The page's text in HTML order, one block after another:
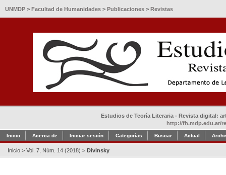
UNMDP > Facultad de Humanidades > Publicaciones > Revistas
Estudios de Teoría Literaria - Revista digital:
http://fh.mdp.edu.ar/
Inicio Acerca de Iniciar sesión Categorías Buscar Actual
Inicio > Vol. 7, Núm. 14 (2018) > Divinsky